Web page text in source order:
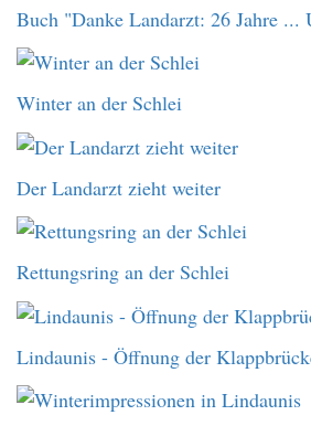
Buch "Danke Landarzt: 26 Jahre ...
Winter an der Schlei
Der Landarzt zieht weiter
Rettungsring an der Schlei
Lindaunis - Öffnung der